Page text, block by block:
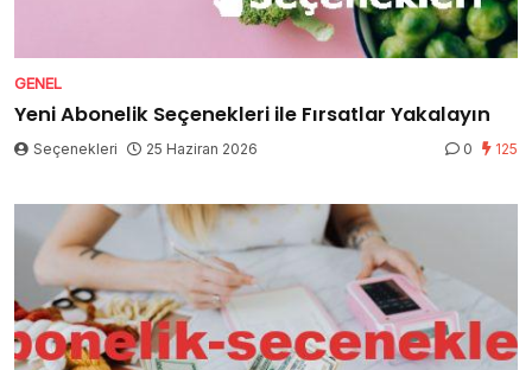
GENEL
Yeni Abonelik Seçenekleri ile Fırsatlar Yakalayın
Seçenekleri 25 Haziran 2026 0 125